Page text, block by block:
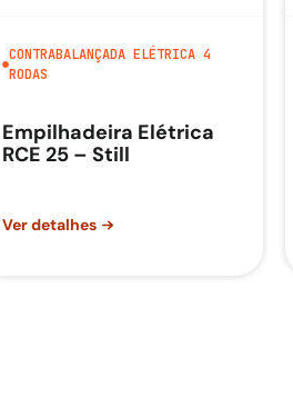
CONTRABALANÇADA ELÉTRICA 4
RODAS
Empilhadeira Elétrica
RCE 25 – Still
Ver detalhes